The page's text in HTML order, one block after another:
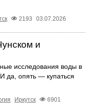
2193 03.07.2026
и
исследования воды в
да, опять — купаться
Иркутск
6901